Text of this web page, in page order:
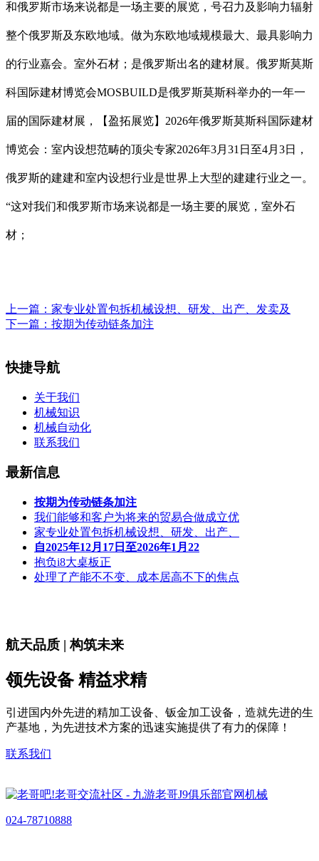
和俄罗斯市场来说都是一场主要的展览，号召力及影响力辐射
整个俄罗斯及东欧地域。做为东欧地域规模最大、最具影响力
的行业嘉会。室外石材；是俄罗斯出名的建材展。俄罗斯莫斯
科国际建材博览会MOSBUILD是俄罗斯莫斯科举办的一年一
届的国际建材展，【盈拓展览】2026年俄罗斯莫斯科国际建材
博览会：室内设想范畴的顶尖专家2026年3月31日至4月3日，
俄罗斯的建建和室内设想行业是世界上大型的建建行业之一。
“这对我们和俄罗斯市场来说都是一场主要的展览，室外石
材；
上一篇： 家专业处置包拆机械设想、研发、出产、发卖及
下一篇： 按期为传动链条加注
快捷导航
关于我们
机械知识
机械自动化
联系我们
最新信息
按期为传动链条加注
我们能够和客户为将来的贸易合做成立优
家专业处置包拆机械设想、研发、出产、
自2025年12月17日至2026年1月22
抱负i8大桌板正
处理了产能不不变、成本居高不下的焦点
航天品质 | 构筑未来
领先设备 精益求精
引进国内外先进的精加工设备、钣金加工设备，造就先进的生
产基地，为先进技术方案的迅速实施提供了有力的保障！
联系我们
024-78710888